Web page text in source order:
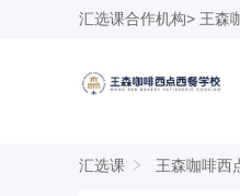
汇选课合作机构> 王森
汇选课 王森咖啡西